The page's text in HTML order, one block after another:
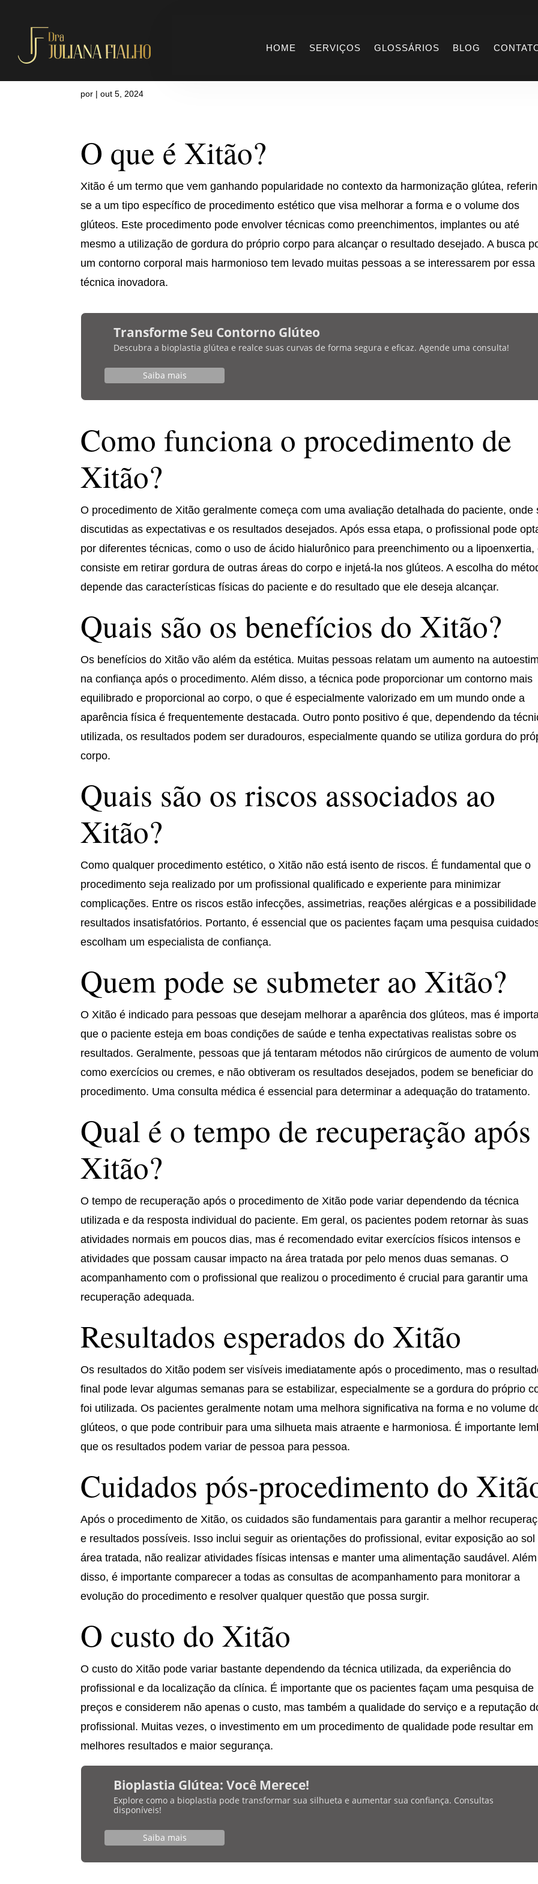
HOME SERVIÇOS GLOSSÁRIOS BLOG
O que é Xitão
por |out 5, 2024
O que é Xitão?
Xitão é um termo que vem ganhando popularidade no contexto da harmonização glútea,
se a um tipo específico de procedimento estético que visa melhorar a forma e o volume dos
glúteos. Este procedimento pode envolver técnicas como preenchimentos, implantes ou até
mesmo a utilização de gordura do próprio corpo para alcançar o resultado desejado. A busca
um contorno corporal mais harmonioso tem levado muitas pessoas a se interessarem por essa
técnica inovadora.
Transforme Seu Contorno Glúteo
Descubra a bioplastia glútea e realce suas curvas de forma segura e eficaz. Agende uma consulta!
Saiba mais
Como funciona o procedimento de
Xitão?
O procedimento de Xitão geralmente começa com uma avaliação detalhada do paciente, onde
discutidas as expectativas e os resultados desejados. Após essa etapa, o profissional pode
por diferentes técnicas, como o uso de ácido hialurônico para preenchimento ou a lipoenxertia,
consiste em retirar gordura de outras áreas do corpo e injetá-la nos glúteos. A escolha do
depende das características físicas do paciente e do resultado que ele deseja alcançar.
Quais são os benefícios do Xitão?
Os benefícios do Xitão vão além da estética. Muitas pessoas relatam um aumento na
na confiança após o procedimento. Além disso, a técnica pode proporcionar um contorno mais
equilibrado e proporcional ao corpo, o que é especialmente valorizado em um mundo onde a
aparência física é frequentemente destacada. Outro ponto positivo é que, dependendo da
utilizada, os resultados podem ser duradouros, especialmente quando se utiliza gordura do
corpo.
Quais são os riscos associados ao
Xitão?
Como qualquer procedimento estético, o Xitão não está isento de riscos. É fundamental que o
procedimento seja realizado por um profissional qualificado e experiente para minimizar
complicações. Entre os riscos estão infecções, assimetrias, reações alérgicas e a
resultados insatisfatórios. Portanto, é essencial que os pacientes façam uma pesquisa
escolham um especialista de confiança.
Quem pode se submeter ao Xitão?
O Xitão é indicado para pessoas que desejam melhorar a aparência dos glúteos, mas é
que o paciente esteja em boas condições de saúde e tenha expectativas realistas sobre os
resultados. Geralmente, pessoas que já tentaram métodos não cirúrgicos de aumento de
como exercícios ou cremes, e não obtiveram os resultados desejados, podem se beneficiar do
procedimento. Uma consulta médica é essencial para determinar a adequação do tratamento.
Qual é o tempo de recuperação
Xitão?
O tempo de recuperação após o procedimento de Xitão pode variar dependendo da técnica
utilizada e da resposta individual do paciente. Em geral, os pacientes podem retornar às suas
atividades normais em poucos dias, mas é recomendado evitar exercícios físicos intensos e
atividades que possam causar impacto na área tratada por pelo menos duas semanas. O
acompanhamento com o profissional que realizou o procedimento é crucial para garantir uma
recuperação adequada.
Resultados esperados do Xitão
Os resultados do Xitão podem ser visíveis imediatamente após o procedimento, mas o
final pode levar algumas semanas para se estabilizar, especialmente se a gordura do próprio
foi utilizada. Os pacientes geralmente notam uma melhora significativa na forma e no volume
glúteos, o que pode contribuir para uma silhueta mais atraente e harmoniosa. É importante
que os resultados podem variar de pessoa para pessoa.
Cuidados pós-procedimento do
Após o procedimento de Xitão, os cuidados são fundamentais para garantir a melhor
e resultados possíveis. Isso inclui seguir as orientações do profissional, evitar exposição ao sol
área tratada, não realizar atividades físicas intensas e manter uma alimentação saudável. Além
disso, é importante comparecer a todas as consultas de acompanhamento para monitorar a
evolução do procedimento e resolver qualquer questão que possa surgir.
O custo do Xitão
O custo do Xitão pode variar bastante dependendo da técnica utilizada, da experiência do
profissional e da localização da clínica. É importante que os pacientes façam uma pesquisa de
preços e considerem não apenas o custo, mas também a qualidade do serviço e a reputação
profissional. Muitas vezes, o investimento em um procedimento de qualidade pode resultar em
melhores resultados e maior segurança.
Bioplastia Glútea: Você Merece!
Explore como a bioplastia pode transformar sua silhueta e aumentar sua confiança. Consultas
disponíveis!
Saiba mais